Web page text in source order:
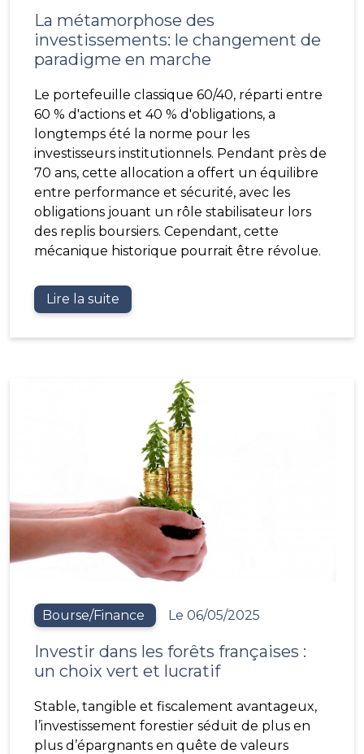
La métamorphose des
investissements: le changement de
paradigme en marche
Le portefeuille classique 60/40, réparti entre
60 % d'actions et 40 % d'obligations, a
longtemps été la norme pour les
investisseurs institutionnels. Pendant près de
70 ans, cette allocation a offert un équilibre
entre performance et sécurité, avec les
obligations jouant un rôle stabilisateur lors
des replis boursiers. Cependant, cette
mécanique historique pourrait être révolue.
Lire la suite
Bourse/Finance Le 06/05/2025
Investir dans les forêts françaises :
un choix vert et lucratif
Stable, tangible et fiscalement avantageux,
l’investissement forestier séduit de plus en
plus d’épargnants en quête de valeurs